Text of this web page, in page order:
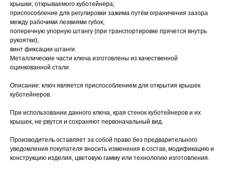
крышки, открываемого куботейнера;
приспособление для регулировки зажима путём ограничения зазора
между рабочими лезвиями губок;
поперечную упорную штангу (при транспортировке прячется внутрь
рукоятки);
винт фиксации штанги.
Металлические части ключа изготовлены из качественной
оцинкованной стали.
Описание: ключ является приспособлением для открытия крышек
куботейнеров.
При использовании данного ключа, края стенок куботейнеров и их
крышек, не рвутся и сохраняют первоначальный вид.
Производитель оставляет за собой право без предварительного
уведомления покупателя вносить изменения в состав, модификацию и
конструкцию изделия, цветовую гамму или технологию изготовления.